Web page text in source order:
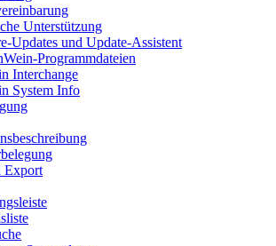
Unterstützung
Updates und Update-Assistent
Programmdateien
Interchange
System Info
Export